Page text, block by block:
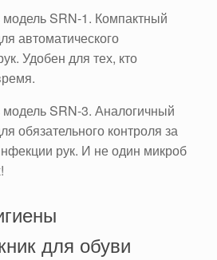
SRN-1. Компактный
автоматического
Удобен для тех, кто
SRN-3. Аналогичный
обязательного контроля за
рук. И не один микроб
для обуви